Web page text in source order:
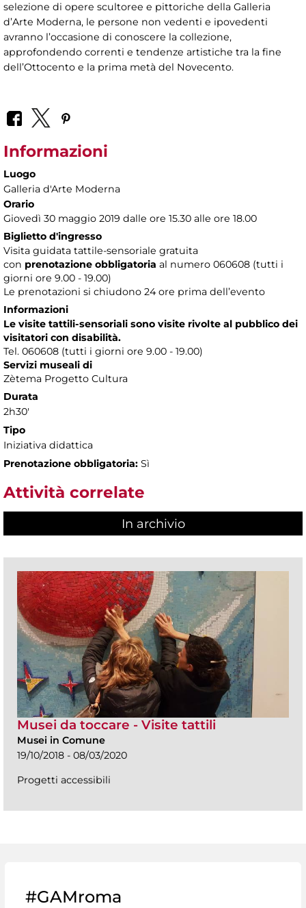
selezione di opere scultoree e pittoriche della Galleria
d’Arte Moderna, le persone non vedenti e ipovedenti
avranno l’occasione di conoscere la collezione,
approfondendo correnti e tendenze artistiche tra la fine
dell’Ottocento e la prima metà del Novecento.
Informazioni
Luogo
Galleria d'Arte Moderna
Orario
Giovedì 30 maggio 2019 dalle ore 15.30 alle ore 18.00
Biglietto d'ingresso
Visita guidata tattile-sensoriale gratuita
con prenotazione obbligatoria al numero 060608 (tutti i
giorni ore 9.00 - 19.00)
Le prenotazioni si chiudono 24 ore prima dell’evento
Informazioni
Le visite tattili-sensoriali sono visite rivolte al pubblico dei
visitatori con disabilità.
Tel. 060608 (tutti i giorni ore 9.00 - 19.00)
Servizi museali di
Zètema Progetto Cultura
Durata
2h30'
Tipo
Iniziativa didattica
Prenotazione obbligatoria: Sì
Attività correlate
In archivio
Musei da toccare - Visite tattili
Musei in Comune
19/10/2018 - 08/03/2020
Progetti accessibili
#GAMroma